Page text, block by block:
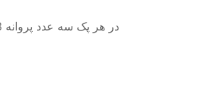
در هر پک سه عدد پروانه 3 سانتی موجود است.